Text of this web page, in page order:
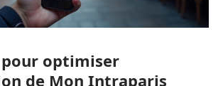
pour optimiser
de Mon Intraparis